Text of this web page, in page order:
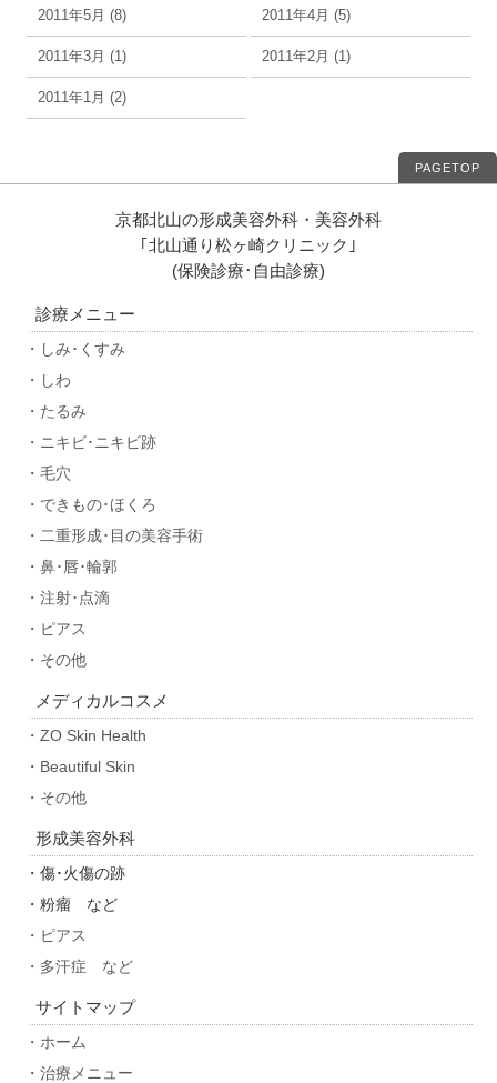
2011年5月 (8) 2011年4月 (5)
2011年3月 (1) 2011年2月 (1)
2011年1月 (2)
PAGETOP
京都北山の形成美容外科・美容外科
｢北山通り松ヶ崎クリニック｣
(保険診療･自由診療)
診療メニュー
・しみ･くすみ
・しわ
・たるみ
・ニキビ･ニキビ跡
・毛穴
・できもの･ほくろ
・二重形成･目の美容手術
・鼻･唇･輪郭
・注射･点滴
・ピアス
・その他
メディカルコスメ
・ZO Skin Health
・Beautiful Skin
・その他
形成美容外科
・傷･火傷の跡
・粉瘤 など
・ピアス
・多汗症 など
サイトマップ
・ホーム
・治療メニュー